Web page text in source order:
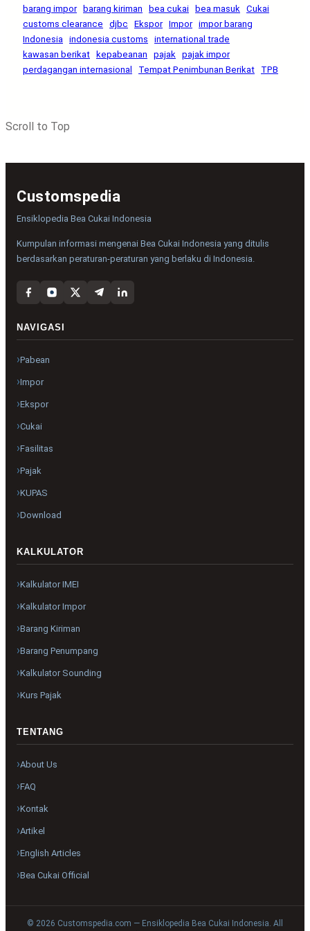
barang impor barang kiriman bea cukai bea masuk Cukai
customs clearance
djbc Ekspor Impor impor barang
Indonesia indonesia customs
international trade
kawasan berikat
kepabeanan pajak pajak impor
perdagangan internasional
Tempat Penimbunan Berikat TPB
Scroll to Top
Customspedia
Ensiklopedia Bea Cukai Indonesia
Kumpulan informasi mengenai Bea Cukai Indonesia yang ditulis
berdasarkan peraturan-peraturan yang berlaku di Indonesia.
NAVIGASI
Pabean
Impor
Ekspor
Cukai
Fasilitas
Pajak
KUPAS
Download
KALKULATOR
Kalkulator IMEI
Kalkulator Impor
Barang Kiriman
Barang Penumpang
Kalkulator Sounding
Kurs Pajak
TENTANG
About Us
FAQ
Kontak
Artikel
English Articles
Bea Cukai Official
© 2026 Customspedia.com — Ensiklopedia Bea Cukai Indonesia. All